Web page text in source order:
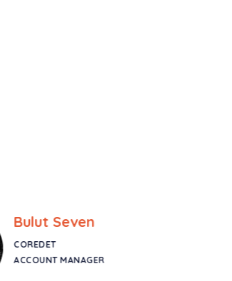
Bulut Seven
COREDET
ACCOUNT MANAGER